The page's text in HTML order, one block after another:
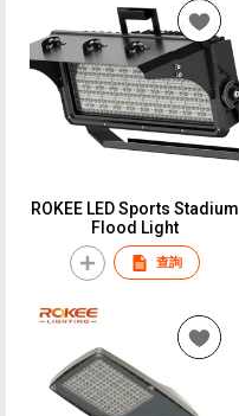
ROKEE LED Sports Stadium
Flood Light
查詢